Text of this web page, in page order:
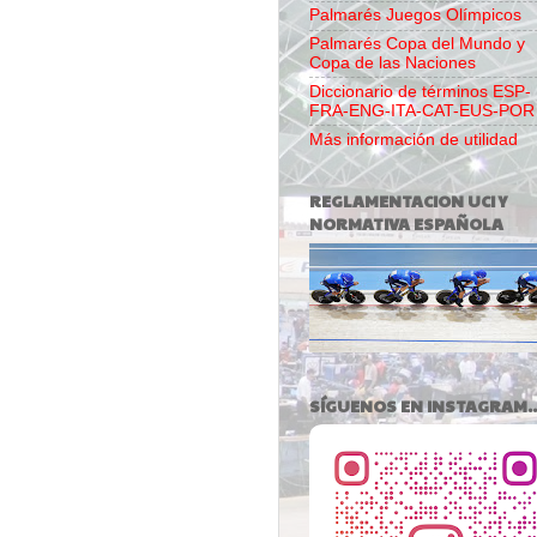
Palmarés Juegos Olímpicos
Palmarés Copa del Mundo y
Copa de las Naciones
Diccionario de términos ESP-
FRA-ENG-ITA-CAT-EUS-POR
Más información de utilidad
REGLAMENTACION UCI Y
NORMATIVA ESPAÑOLA
SÍGUENOS EN